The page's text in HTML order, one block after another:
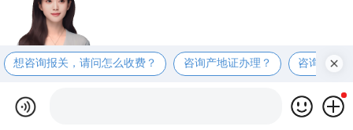
想咨询报关，请问怎么收费？ 咨询产地证办理？ 咨询商检